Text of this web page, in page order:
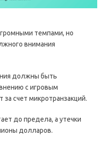
темпами, но
внимания
должны быть
с игровым
счет микротранзакций.
до предела, а утечки
долларов.